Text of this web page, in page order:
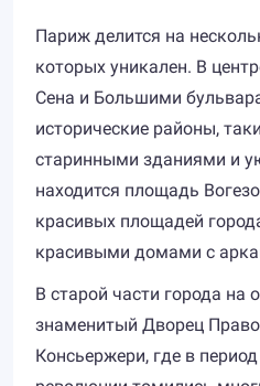
Париж делится на
которых уникален. В
Сена и Большими
исторические районы,
старинными зданиями и
находится площадь
красивых площадей
красивыми домами с
В старой части города на
знаменитый Дворец
Консьержери, где в